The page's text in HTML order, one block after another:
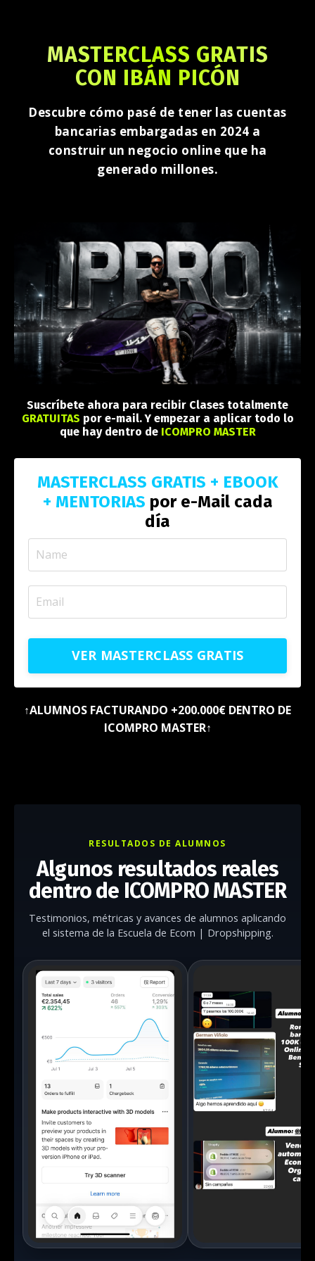
MASTERCLASS GRATIS
CON IBÁN PICÓN
Descubre cómo pasé de tener las cuentas
bancarias embargadas en 2024 a
construir un negocio online que ha
generado millones.
Suscríbete ahora para recibir Clases totalmente
GRATUITAS por e-mail. Y empezar a aplicar todo lo
que hay dentro de ICOMPRO MASTER
MASTERCLASS GRATIS + EBOOK
+ MENTORIAS por e-Mail cada
día
VER MASTERCLASS GRATIS
↑ALUMNOS FACTURANDO +200.000€ DENTRO DE
ICOMPRO MASTER↑
RESULTADOS DE ALUMNOS
Algunos resultados reales
dentro de ICOMPRO MASTER
Testimonios, métricas y avances de alumnos aplicando
el sistema de la Escuela de Ecom | Dropshipping.